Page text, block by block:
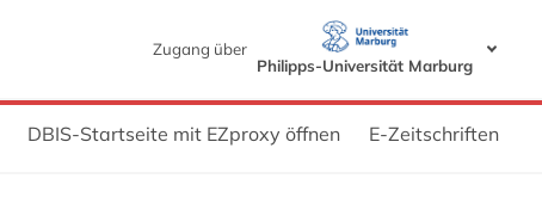
Zugang über
Philipps-Universität Marburg
DBIS-Startseite mit EZproxy öffnen E-Zeitschriften